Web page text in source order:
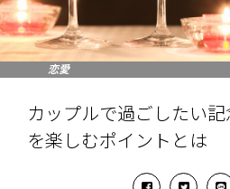
恋愛
カップルで過ごしたい
を楽しむポイントとは